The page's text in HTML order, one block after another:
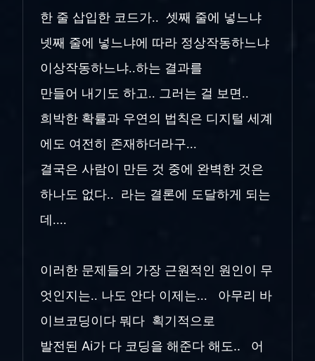
한 줄 삽입한 코드가.. 셋째 줄에 넣느냐
넷째 줄에 넣느냐에 따라 정상작동하느냐
이상작동하느냐..하는 결과를
만들어 내기도 하고.. 그러는 걸 보면..
희박한 확률과 우연의 법칙은 디지털 세계
에도 여전히 존재하더라구...
결국은 사람이 만든 것 중에 완벽한 것은
하나도 없다.. 라는 결론에 도달하게 되는
데....
이러한 문제들의 가장 근원적인 원인이 무
엇인지는.. 나도 안다 이제는... 아무리 바
이브코딩이다 뭐다 획기적으로
발전된 Ai가 다 코딩을 해준다 해도.. 어